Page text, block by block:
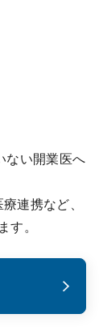
ない開業医へ
連携など、
す。